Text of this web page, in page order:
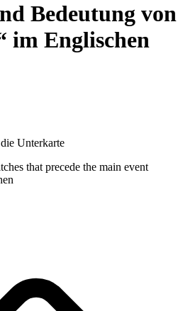
Bedeutung von
im Englischen
die Unterkarte
that precede the main event